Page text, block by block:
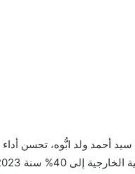
سيد أحمد ولد ابُّوه، تحسن
ظل الدين الداخلي ضئيلا.